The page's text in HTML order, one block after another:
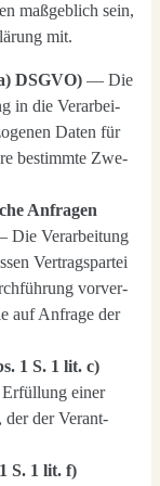
maß­geb­lich sein,
mit.
DSGVO) — Die
in die Ver­ar­bei­
Daten für
bestimm­te Zwe­
Anfra­gen
Die Ver­ar­bei­tung
Ver­trags­par­tei
vor­ver­
auf Anfra­ge der
1 S. 1 lit. c)
einer
der der Ver­ant­
S. 1 lit. f)